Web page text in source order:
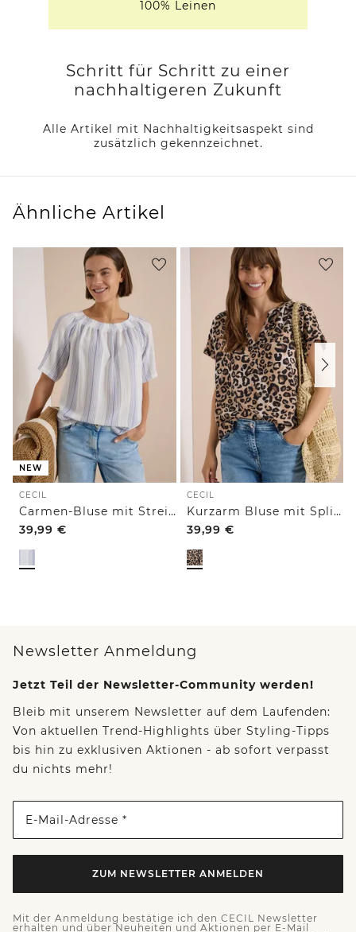
100% Leinen
Schritt für Schritt zu einer
nachhaltigeren Zukunft
Alle Artikel mit Nachhaltigkeitsaspekt sind
zusätzlich gekennzeichnet.
Ähnliche Artikel
NEW
CECIL
Carmen-Bluse mit Streifenmuster
39,99 €
CECIL
Kurzarm Bluse mit Split Neck und Leo-Print
39,99 €
Newsletter Anmeldung
Jetzt Teil der Newsletter-Community werden!
Bleib mit unserem Newsletter auf dem Laufenden:
Von aktuellen Trend-Highlights über Styling-Tipps
bis hin zu exklusiven Aktionen - ab sofort verpasst
du nichts mehr!
E-Mail-Adresse *
ZUM NEWSLETTER ANMELDEN
Mit der Anmeldung bestätige ich den CECIL Newsletter
erhalten und über Neuheiten und Aktionen per E-Mail